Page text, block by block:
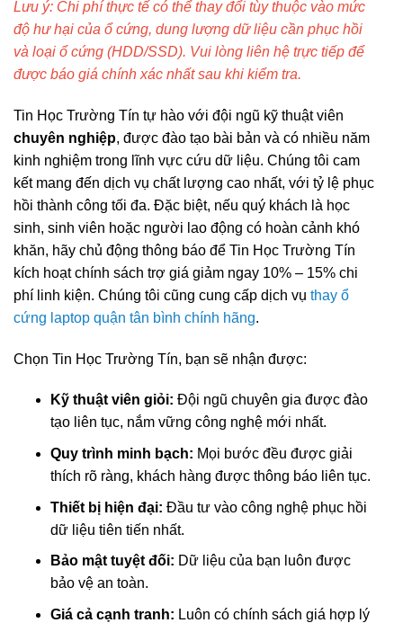
Lưu ý: Chi phí thực tế có thể thay đổi tùy thuộc vào mức
độ hư hại của ổ cứng, dung lượng dữ liệu cần phục hồi
và loại ổ cứng (HDD/SSD). Vui lòng liên hệ trực tiếp để
được báo giá chính xác nhất sau khi kiểm tra.
Tin Học Trường Tín tự hào với đội ngũ kỹ thuật viên
chuyên nghiệp, được đào tạo bài bản và có nhiều năm
kinh nghiệm trong lĩnh vực cứu dữ liệu. Chúng tôi cam
kết mang đến dịch vụ chất lượng cao nhất, với tỷ lệ phục
hồi thành công tối đa. Đặc biệt, nếu quý khách là học
sinh, sinh viên hoặc người lao động có hoàn cảnh khó
khăn, hãy chủ động thông báo để Tin Học Trường Tín
kích hoạt chính sách trợ giá giảm ngay 10% – 15% chi
phí linh kiện. Chúng tôi cũng cung cấp dịch vụ thay ổ
cứng laptop quận tân bình chính hãng.
Chọn Tin Học Trường Tín, bạn sẽ nhận được:
Kỹ thuật viên giỏi: Đội ngũ chuyên gia được đào
tạo liên tục, nắm vững công nghệ mới nhất.
Quy trình minh bạch: Mọi bước đều được giải
thích rõ ràng, khách hàng được thông báo liên tục.
Thiết bị hiện đại: Đầu tư vào công nghệ phục hồi
dữ liệu tiên tiến nhất.
Bảo mật tuyệt đối: Dữ liệu của bạn luôn được
bảo vệ an toàn.
Giá cả cạnh tranh: Luôn có chính sách giá hợp lý